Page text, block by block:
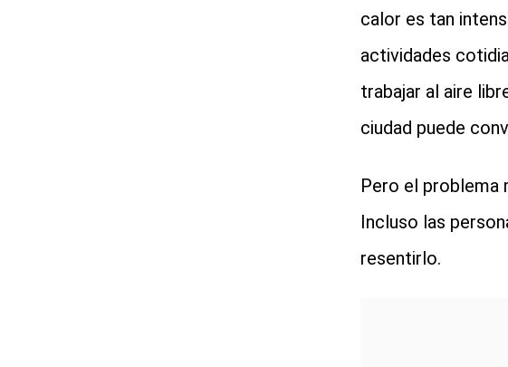
calor es tan
actividades
trabajar al aire
ciudad puede
Pero el problema
Incluso las
resentirlo.